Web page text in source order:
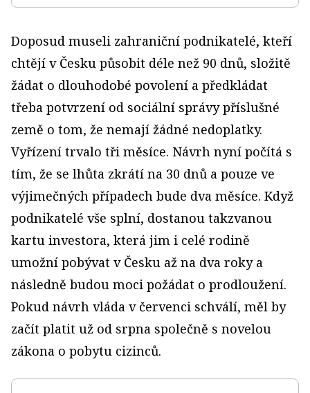
Doposud museli zahraniční podnikatelé, kteří
chtějí v Česku působit déle než 90 dnů, složitě
žádat o dlouhodobé povolení a předkládat
třeba potvrzení od sociální správy příslušné
země o tom, že nemají žádné nedoplatky.
Vyřízení trvalo tři měsíce. Návrh nyní počítá s
tím, že se lhůta zkrátí na 30 dnů a pouze ve
výjimečných případech bude dva měsíce. Když
podnikatelé vše splní, dostanou takzvanou
kartu investora, která jim i celé rodině
umožní pobývat v Česku až na dva roky a
následně budou moci požádat o prodloužení.
Pokud návrh vláda v červenci schválí, měl by
začít platit už od srpna společně s novelou
zákona o pobytu cizinců.